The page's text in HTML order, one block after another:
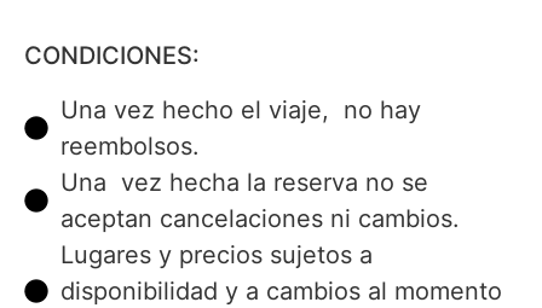
CONDICIONES:
Una vez hecho el viaje, no hay
reembolsos.
Una vez hecha la reserva no se
aceptan cancelaciones ni cambios.
Lugares y precios sujetos a
disponibilidad y a cambios al momento